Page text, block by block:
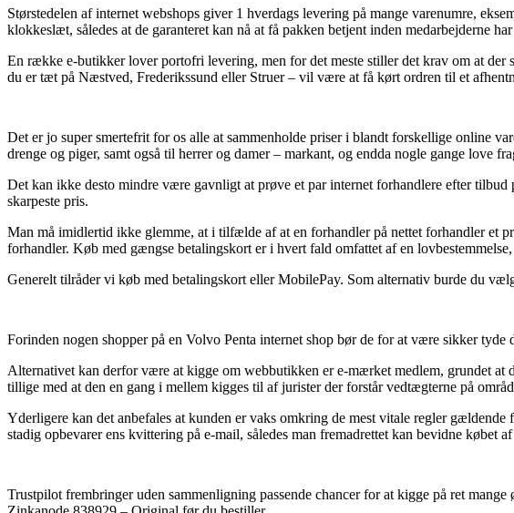
Størstedelen af internet webshops giver 1 hverdags levering på mange varenumre,
klokkeslæt, således at de garanteret kan nå at få pakken betjent inden medarbejderne
En række e-butikker lover portofri levering, men for det meste stiller det krav om at der
du er tæt på Næstved, Frederikssund eller Struer – vil være at få kørt ordren til et
Det er jo super smertefrit for os alle at sammenholde priser i blandt forskellige online
drenge og piger, samt også til herrer og damer – markant, og endda nogle gange love
Det kan ikke desto mindre være gavnligt at prøve et par internet forhandlere efter
skarpeste pris.
Man må imidlertid ikke glemme, at i tilfælde af at en forhandler på nettet forhandler et
forhandler. Køb med gængse betalingskort er i hvert fald omfattet af en
Generelt tilråder vi køb med betalingskort eller MobilePay. Som alternativ burde du
Forinden nogen shopper på en Volvo Penta internet shop bør de for at være sikker
Alternativet kan derfor være at kigge om webbutikken er e-mærket medlem, grundet at
tillige med at den en gang i mellem kigges til af jurister der forstår vedtægterne på
Yderligere kan det anbefales at kunden er vaks omkring de mest vitale regler
stadig opbevarer ens kvittering på e-mail, således man fremadrettet kan bevidne
Trustpilot frembringer uden sammenligning passende chancer for at kigge på ret